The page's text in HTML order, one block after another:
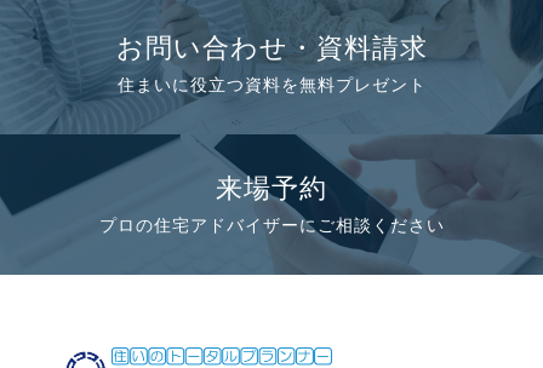
お問い合わせ・資料請求
住まいに役立つ資料を無料プレゼント
来場予約
プロの住宅アドバイザーにご相談ください